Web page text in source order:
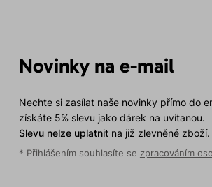
Novinky na e-mail
Nechte si zasílat naše novinky přímo do
získáte 5% slevu jako dárek na uvítanou.
Slevu nelze uplatnitna již zlevněné zboží.
* Přihlášením souhlasíte se zpracováním